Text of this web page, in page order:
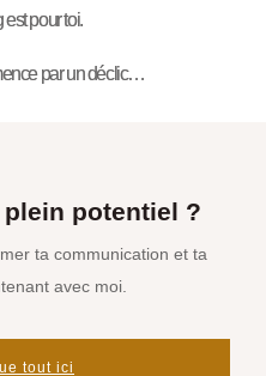
pour toi.
par un déclic…
potentiel ?
ta communication et ta
avec moi.
tout ici